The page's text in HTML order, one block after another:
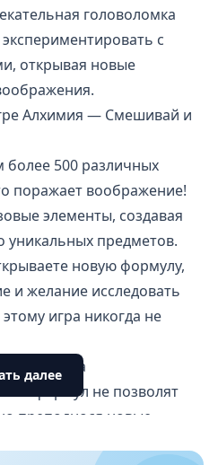
головоломка
с
открывая новые
Алхимия — Смешивай и
более 500 различных
поражает воображение!
элементы, создавая
уникальных предметов.
новую формулу,
и желание исследовать
игра никогда не
игрока
формул не позволят
преподнося новые
далее